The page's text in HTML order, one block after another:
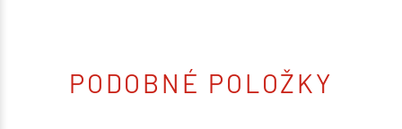
PODOBNÉ POLOŽKY